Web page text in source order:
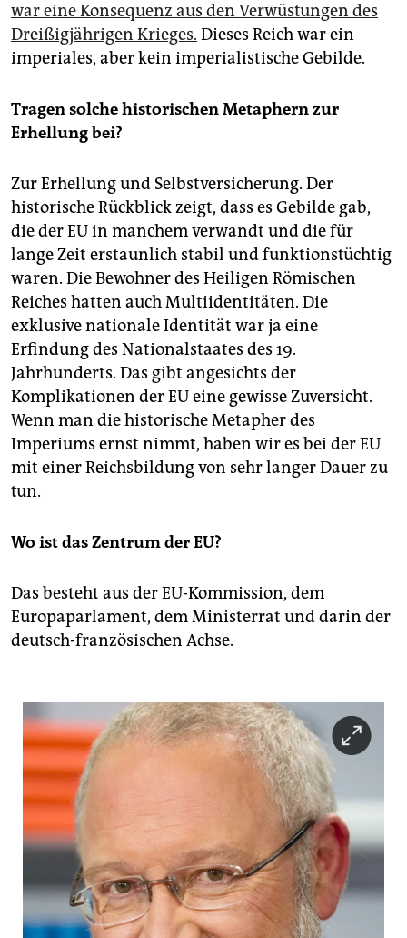
war eine Konsequenz aus den Verwüstungen des
Dreißigjährigen Krieges. Dieses Reich war ein
imperiales, aber kein imperialistische Gebilde.
Tragen solche historischen Metaphern zur
Erhellung bei?
Zur Erhellung und Selbstversicherung. Der
historische Rückblick zeigt, dass es Gebilde gab,
die der EU in manchem verwandt und die für
lange Zeit erstaunlich stabil und funktionstüchtig
waren. Die Bewohner des Heiligen Römischen
Reiches hatten auch Multiidentitäten. Die
exklusive nationale Identität war ja eine
Erfindung des Nationalstaates des 19.
Jahrhunderts. Das gibt angesichts der
Komplikationen der EU eine gewisse Zuversicht.
Wenn man die historische Metapher des
Imperiums ernst nimmt, haben wir es bei der EU
mit einer Reichsbildung von sehr langer Dauer zu
tun.
Wo ist das Zentrum der EU?
Das besteht aus der EU-Kommission, dem
Europaparlament, dem Ministerrat und darin der
deutsch-französischen Achse.